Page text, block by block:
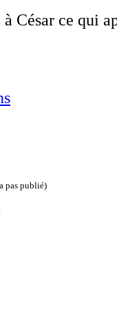
César ce qui
pas publié)